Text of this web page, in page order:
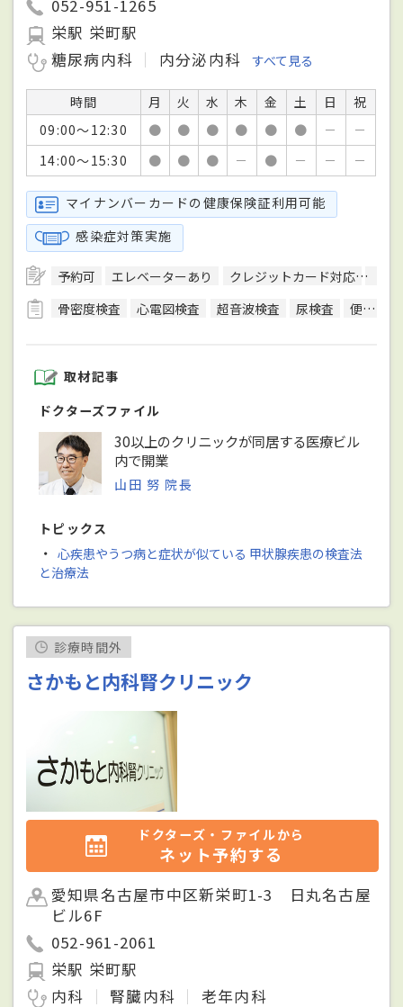
052-951-1265
栄駅 栄町駅
糖尿病内科
内分泌内科 すべて見る
時間 月 火 水 木 金 土 日
祝
09:00～12:30
● ● ● ● ● ● －
－
14:00～15:30
● ● ● － ● － － －
マイナンバーカードの健康保険証利用可能
感染症対策実施
予約可 エレベーターあり クレジットカード対応
骨密度検査
心電図検査 超音波検査 尿検査 便検査
取材記事
ドクターズファイル
30以上のクリニックが同居する医療ビル
内で開業
山田 努 院長
トピックス
・ 心疾患やうつ病と症状が似ている 甲状腺疾患の検査法
と治療法
診療時間外
さかもと内科腎クリニック
ドクターズ・ファイルから
ネット予約する
愛知県名古屋市中区新栄町1-3 日丸名古屋
ビル6F
052-961-2061
栄駅 栄町駅
内科
腎臓内科 老年内科